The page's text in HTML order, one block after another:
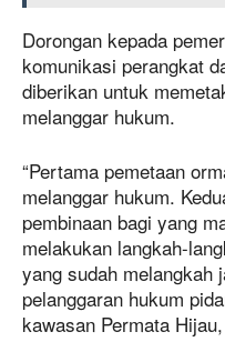
Dorongan kepada
komunikasi perangkat
diberikan untuk
melanggar hukum.
“Pertama pemetaan
melanggar hukum.
pembinaan bagi yang
melakukan langkah-
yang sudah melangkah
pelanggaran hukum
kawasan Permata